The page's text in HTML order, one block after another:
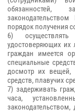
обязанностей,
порядок получения
6)
удостоверяющих их
граждан имеется
специальные
досмотр их вещей,
средств, плавучих
7) задерживать
часа,